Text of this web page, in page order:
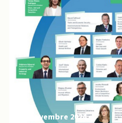
27 Novembre 2024